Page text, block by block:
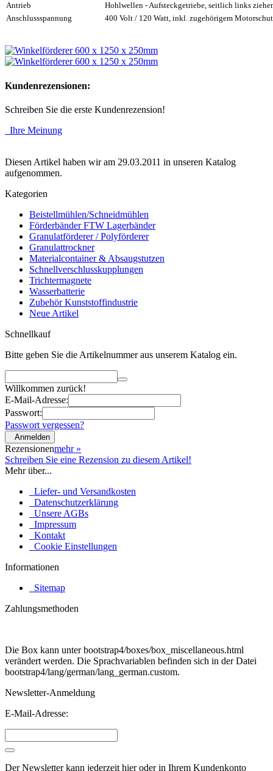
Antrieb
Hohlwellen - Aufsteckgetriebe, seitlich links
Anschlussspannung
400 Volt / 120 Watt, inkl. zugehörigem
Kundenrezensionen:
Schreiben Sie die erste Kundenrezension!
Ihre Meinung
Diesen Artikel haben wir am 29.03.2011 in unseren Katalog
aufgenommen.
Kategorien
Beistellmühlen/Schneidmühlen
Förderbänder FTW Lagerbänder
Granulatförderer / Polyförderer
Granulattrockner
Materialcontainer & Absaugstutzen
Schnellverschlusskupplungen
Trichtermagnete
Wasserbatterie
Zubehör Kunststoffindustrie
Neue Artikel
Schnellkauf
Bitte geben Sie die Artikelnummer aus unserem Katalog ein.
Willkommen zurück!
E-Mail-Adresse:
Passwort:
Passwort vergessen?
Anmelden
Rezensionenmehr »
Schreiben Sie eine Rezension zu diesem Artikel!
Mehr über...
Liefer- und Versandkosten
Datenschutzerklärung
Unsere AGBs
Impressum
Kontakt
Cookie Einstellungen
Informationen
Sitemap
Zahlungsmethoden
Die Box kann unter bootstrap4/boxes/box_miscellaneous.html
verändert werden. Die Sprachvariablen befinden sich in der Datei
bootstrap4/lang/german/lang_german.custom.
Newsletter-Anmeldung
E-Mail-Adresse:
Der Newsletter kann jederzeit hier oder in Ihrem Kundenkonto